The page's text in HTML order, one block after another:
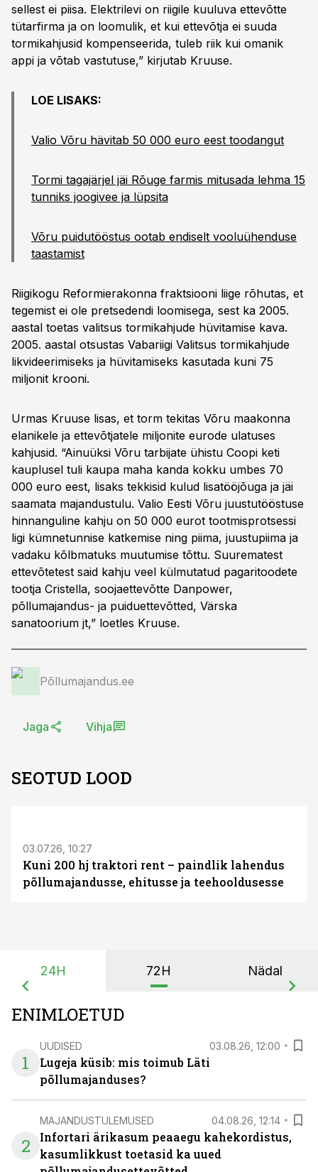
sellest ei piisa. Elektrilevi on riigile kuuluva ettevõtte
tütarfirma ja on loomulik, et kui ettevõtja ei suuda
tormikahjusid kompenseerida, tuleb riik kui omanik
appi ja võtab vastutuse,” kirjutab Kruuse.
LOE LISAKS:
Valio Võru hävitab 50 000 euro eest toodangut
Tormi tagajärjel jäi Rõuge farmis mitusada lehma 15
tunniks joogivee ja lüpsita
Võru puidutööstus ootab endiselt vooluühenduse
taastamist
Riigikogu Reformierakonna fraktsiooni liige rõhutas, et
tegemist ei ole pretsedendi loomisega, sest ka 2005.
aastal toetas valitsus tormikahjude hüvitamise kava.
2005. aastal otsustas Vabariigi Valitsus tormikahjude
likvideerimiseks ja hüvitamiseks kasutada kuni 75
miljonit krooni.
Urmas Kruuse lisas, et torm tekitas Võru maakonna
elanikele ja ettevõtjatele miljonite eurode ulatuses
kahjusid. “Ainuüksi Võru tarbijate ühistu Coopi keti
kauplusel tuli kaupa maha kanda kokku umbes 70
000 euro eest, lisaks tekkisid kulud lisatööjõuga ja jäi
saamata majandustulu. Valio Eesti Võru juustutööstuse
hinnanguline kahju on 50 000 eurot tootmisprotsessi
ligi kümnetunnise katkemise ning piima, juustupiima ja
vadaku kõlbmatuks muutumise tõttu. Suurematest
ettevõtetest said kahju veel külmutatud pagaritoodete
tootja Cristella, soojaettevõtte Danpower,
põllumajandus- ja puiduettevõtted, Värska
sanatoorium jt,” loetles Kruuse.
Põllumajandus.ee
Jaga Vihja
SEOTUD LOOD
03.07.26, 10:27
Kuni 200 hj traktori rent – paindlik lahendus
põllumajandusse, ehitusse ja teehooldusesse
24H 72H Nädal
ENIMLOETUD
1
UUDISED 03.08.26, 12:00
Lugeja küsib: mis toimub Läti
põllumajanduses?
2
MAJANDUSTULEMUSED 04.08.26, 12:14
Infortari ärikasum peaaegu kahekordistus,
kasumlikkust toetasid ka uued